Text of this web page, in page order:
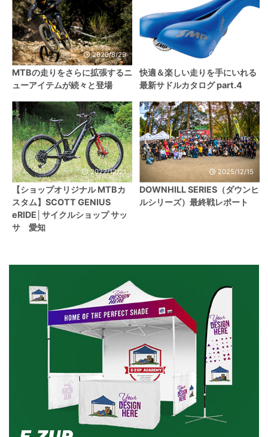
2020/8/29
MTBの走りをさらに拡張するニ
ューアイテムが続々と登場
快適＆楽しい走りを手にいれる
最新サドルカタログ part.4
2022/12/21
【ショップオリジナル MTBカ
スタム】SCOTT GENIUS
eRIDE│サイクルショップ サッ
サ 愛知
2025/12/15
DOWNHILL SERIES（ダウンヒ
ルシリーズ）最終戦レポート